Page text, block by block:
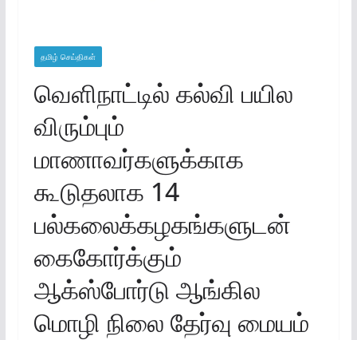
தமிழ் செய்திகள்
வெளிநாட்டில் கல்வி பயில
விரும்பும்
மாணாவர்களுக்காக
கூடுதலாக 14
பல்கலைக்கழகங்களுடன்
கைகோர்க்கும்
ஆக்ஸ்போர்டு ஆங்கில
மொழி நிலை தேர்வு மையம்